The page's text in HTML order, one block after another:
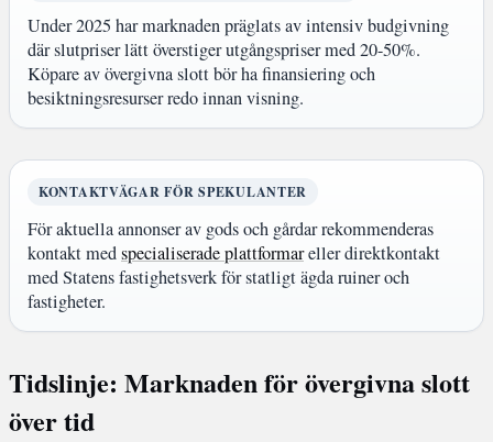
Under 2025 har marknaden präglats av intensiv budgivning
där slutpriser lätt överstiger utgångspriser med 20-50%.
Köpare av övergivna slott bör ha finansiering och
besiktningsresurser redo innan visning.
KONTAKTVÄGAR FÖR SPEKULANTER
För aktuella annonser av gods och gårdar rekommenderas
kontakt medspecialiserade plattformareller direktkontakt
med Statens fastighetsverk för statligt ägda ruiner och
fastigheter.
Tidslinje: Marknaden för övergivna slott
över tid